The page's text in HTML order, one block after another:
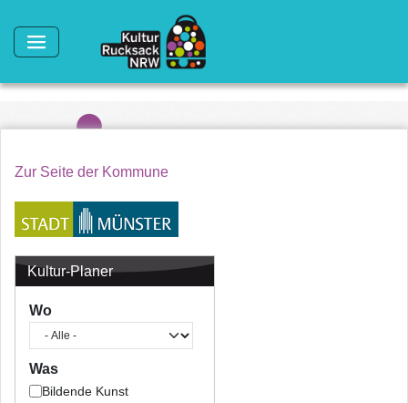
Zur Seite der Kommune
Kultur-Planer
Wo
Was
Bildende Kunst